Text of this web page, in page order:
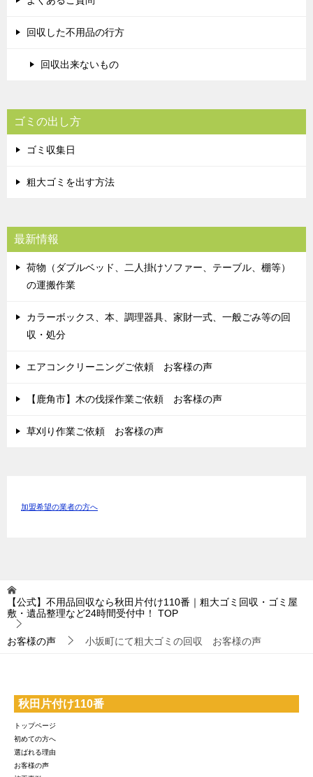
回収した不用品の行方
回収出来ないもの
ゴミの出し方
ゴミ収集日
粗大ゴミを出す方法
最新情報
荷物（ダブルベッド、二人掛けソファー、テーブル、棚等）
の運搬作業
カラーボックス、本、調理器具、家財一式、一般ごみ等の回
収・処分
エアコンクリーニングご依頼 お客様の声
【鹿角市】木の伐採作業ご依頼 お客様の声
草刈り作業ご依頼 お客様の声
加盟希望の業者の方へ
【公式】不用品回収なら秋田片付け110番｜粗大ゴミ回収・ゴミ屋
敷・遺品整理など24時間受付中！
TOP
お客様の声 小坂町にて粗大ゴミの回収 お客様の声
秋田片付け110番
トップページ
初めての方へ
選ばれる理由
お客様の声